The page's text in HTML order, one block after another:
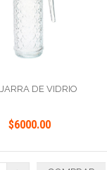
DE VIDRIO
$6000.00